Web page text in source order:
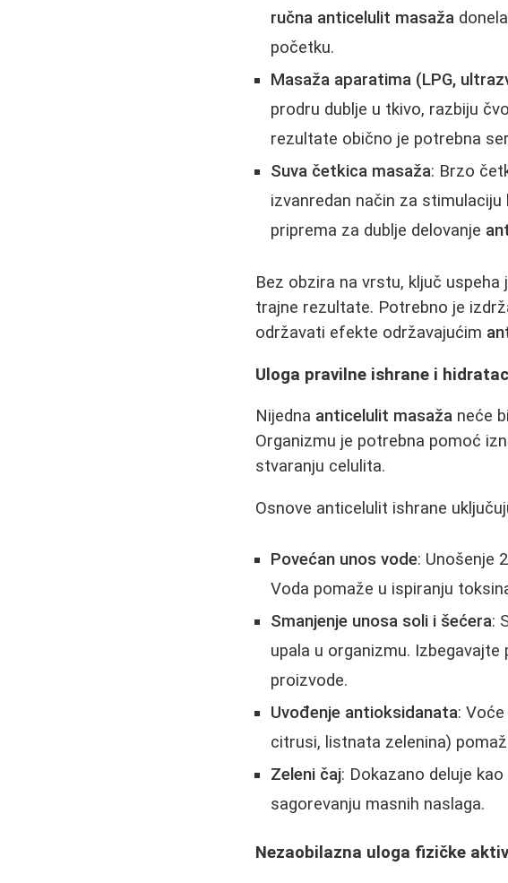
ručna anticelulit masaža
početku.
Masaža aparatima (LPG,
prodru dublje u tkivo, razbiju
rezultate obično je potrebna
Suva četkica masaža: Brzo
izvanredan način za
priprema za dublje delovanje
Bez obzira na vrstu, ključ uspeha
trajne rezultate. Potrebno je
održavati efekte održavajućim
Uloga pravilne ishrane i
Nijedna anticelulit masaža neće
Organizmu je potrebna pomoć
stvaranju celulita.
Osnove anticelulit ishrane
Povećan unos vode: Unošenje
Voda pomaže u ispiranju
Smanjenje unosa soli i šećera:
upala u organizmu.
proizvode.
Uvođenje antioksidanata:
citrusi, listnata zelenina)
Zeleni čaj: Dokazano deluje
sagorevanju masnih naslaga.
Nezaobilazna uloga fizičke